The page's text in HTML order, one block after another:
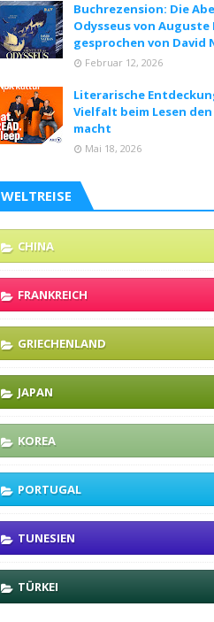
Buchrezension: Die
Odysseus von Auguste
gesprochen von David
Februar 12, 2026
Literarische
Vielfalt beim Lesen
macht
Mai 18, 2026
WELTREISE
CHINA
FRANKREICH
GRIECHENLAND
JAPAN
KOREA
PORTUGAL
TUNESIEN
TÜRKEI